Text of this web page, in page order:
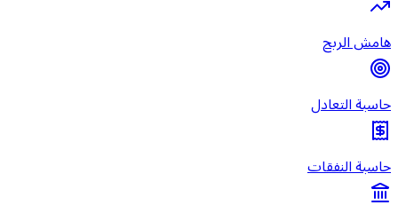
هامش الربح
حاسبة التعادل
حاسبة النفقات